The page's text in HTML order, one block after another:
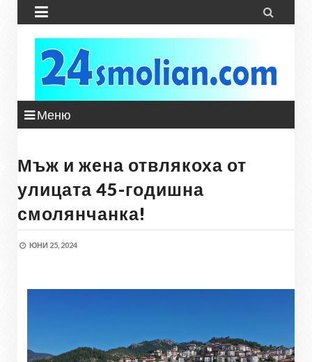
 
Меню
Мъж и жена отвлякоха от
улицата 45-годишна
смолянчанка!
ЮНИ 25, 2024